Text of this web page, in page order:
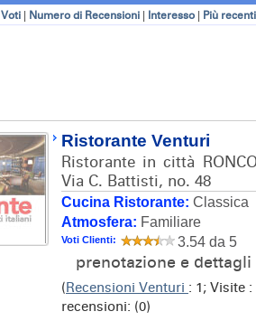
Voti Numero di Recensioni Interesso Più recenti
Ristorante Venturi
Ristorante in città
Via C. Battisti, no. 48
Cucina Ristorante: Classica
Atmosfera: Familiare
Voti Clienti: 3.54 da 5
prenotazione e dettagli
(Recensioni Venturi : 1; Visite
recensioni: (0)